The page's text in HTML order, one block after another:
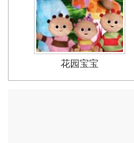
花园宝宝